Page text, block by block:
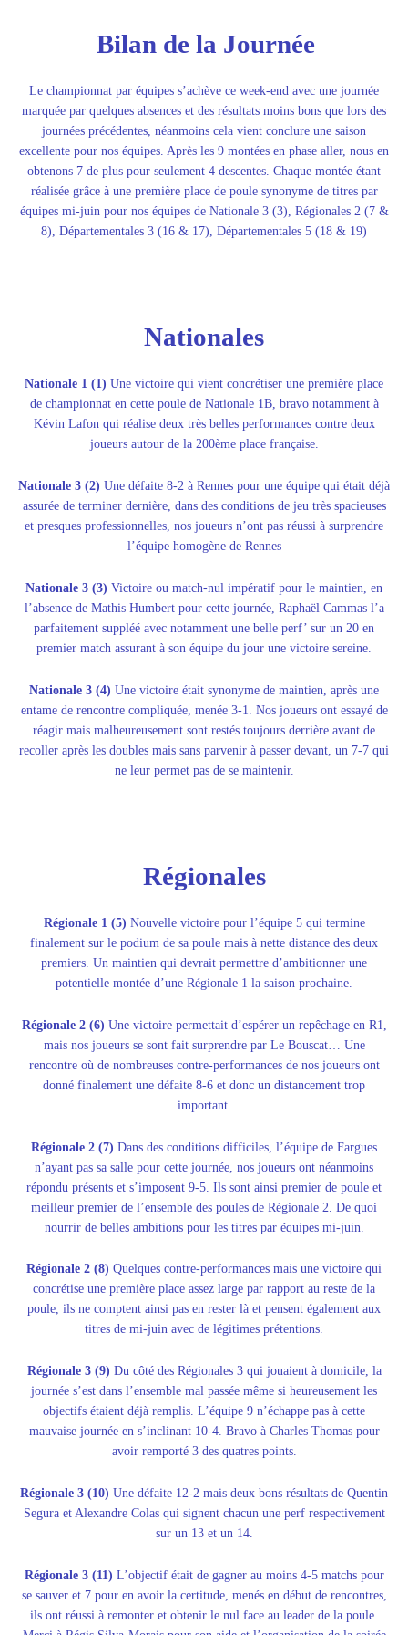
Bilan de la Journée
Le championnat par équipes s’achève ce week-end avec une journée
marquée par quelques absences et des résultats moins bons que lors des
journées précédentes, néanmoins cela vient conclure une saison
excellente pour nos équipes. Après les 9 montées en phase aller, nous en
obtenons 7 de plus pour seulement 4 descentes. Chaque montée étant
réalisée grâce à une première place de poule synonyme de titres par
équipes mi-juin pour nos équipes de Nationale 3 (3), Régionales 2 (7 &
8), Départementales 3 (16 & 17), Départementales 5 (18 & 19)
Nationales
Nationale 1 (1) Une victoire qui vient concrétiser une première place
de championnat en cette poule de Nationale 1B, bravo notamment à
Kévin Lafon qui réalise deux très belles performances contre deux
joueurs autour de la 200ème place française.
Nationale 3 (2) Une défaite 8-2 à Rennes pour une équipe qui était déjà
assurée de terminer dernière, dans des conditions de jeu très spacieuses
et presques professionnelles, nos joueurs n’ont pas réussi à surprendre
l’équipe homogène de Rennes
Nationale 3 (3) Victoire ou match-nul impératif pour le maintien, en
l’absence de Mathis Humbert pour cette journée, Raphaël Cammas l’a
parfaitement suppléé avec notamment une belle perf’ sur un 20 en
premier match assurant à son équipe du jour une victoire sereine.
Nationale 3 (4) Une victoire était synonyme de maintien, après une
entame de rencontre compliquée, menée 3-1. Nos joueurs ont essayé de
réagir mais malheureusement sont restés toujours derrière avant de
recoller après les doubles mais sans parvenir à passer devant, un 7-7 qui
ne leur permet pas de se maintenir.
Régionales
Régionale1 (5) Nouvelle victoire pour l’équipe 5 qui termine
finalement sur le podium de sa poule mais à nette distance des deux
premiers. Un maintien qui devrait permettre d’ambitionner une
potentielle montée d’une Régionale 1 la saison prochaine.
Régionale 2 (6) Une victoire permettait d’espérer un repêchage en R1,
mais nos joueurs se sont fait surprendre par Le Bouscat… Une
rencontre où de nombreuses contre-performances de nos joueurs ont
donné finalement une défaite 8-6 et donc un distancement trop
important.
Régionale 2 (7) Dans des conditions difficiles, l’équipe de Fargues
n’ayant pas sa salle pour cette journée, nos joueurs ont néanmoins
répondu présents et s’imposent 9-5. Ils sont ainsi premier de poule et
meilleur premier de l’ensemble des poules de Régionale 2. De quoi
nourrir de belles ambitions pour les titres par équipes mi-juin.
Régionale 2 (8) Quelques contre-performances mais une victoire qui
concrétise une première place assez large par rapport au reste de la
poule, ils ne comptent ainsi pas en rester là et pensent également aux
titres de mi-juin avec de légitimes prétentions.
Régionale 3 (9) Du côté des Régionales 3 qui jouaient à domicile, la
journée s’est dans l’ensemble mal passée même si heureusement les
objectifs étaient déjà remplis. L’équipe 9 n’échappe pas à cette
mauvaise journée en s’inclinant 10-4. Bravo à Charles Thomas pour
avoir remporté 3 des quatres points.
Régionale 3 (10) Une défaite 12-2 mais deux bons résultats de Quentin
Segura et Alexandre Colas qui signent chacun une perf respectivement
sur un 13 et un 14.
Régionale 3 (11) L’objectif était de gagner au moins 4-5 matchs pour
se sauver et 7 pour en avoir la certitude, menés en début de rencontres,
ils ont réussi à remonter et obtenir le nul face au leader de la poule.